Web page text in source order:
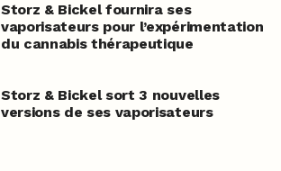
Storz & Bickel fournira ses
vaporisateurs pour l’expérimentation
du cannabis thérapeutique
Storz & Bickel sort 3 nouvelles
versions de ses vaporisateurs